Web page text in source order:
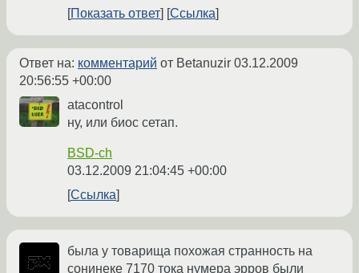
Показать ответ Ссылка
Ответ на: комментарий от Betanuzir 03.12.2009
20:56:55 +00:00
atacontrol
ну, или биос сетап.
BSD-ch
03.12.2009 21:04:45 +00:00
Ссылка
была у товарища похожая странность на
сонинеке 7170 тока нумера эрров были